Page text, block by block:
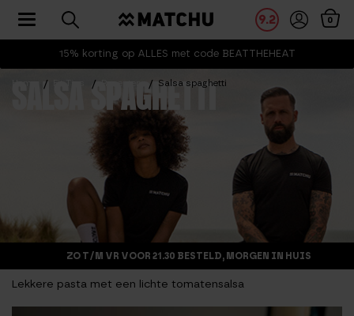
15% korting op ALLES met code BEATTHEHEAT
9.2 0
Toggle navigation
Salsa spaghetti
SALSA SPAGHETTI
ZO T/M VR VOOR 21.30 BESTELD, MORGEN IN HUIS
Lekkere pasta met een lichte tomatensalsa